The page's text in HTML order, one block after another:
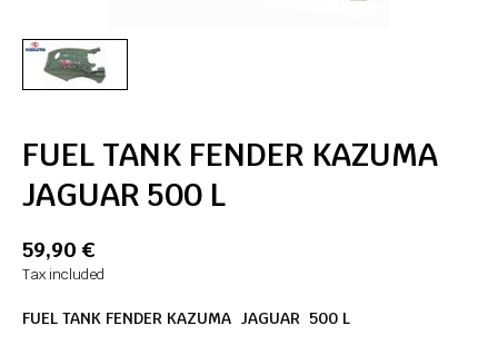
FUEL TANK FENDER KAZUMA
JAGUAR 500 L
59,90 €
Tax included
FUEL TANK FENDER KAZUMA JAGUAR 500 L